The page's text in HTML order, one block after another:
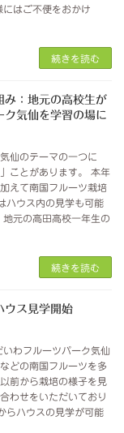
はご不便をおかけ
続きを読む
み：地元の高校生が
ク気仙を学習の場に
仙のテーマの一つに
ことがあります。 本年
えて南国フルーツ栽培
ハウス内の見学も可能
元の高田高校一年生の
続きを読む
ウス見学開始
わフルーツパーク気仙
どの南国フルーツを多
前から栽培の様子を見
わせをいただいており
らハウスの見学が可能